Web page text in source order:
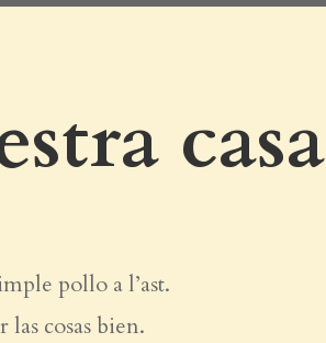
casa
pollo a l’ast.
las cosas bien.